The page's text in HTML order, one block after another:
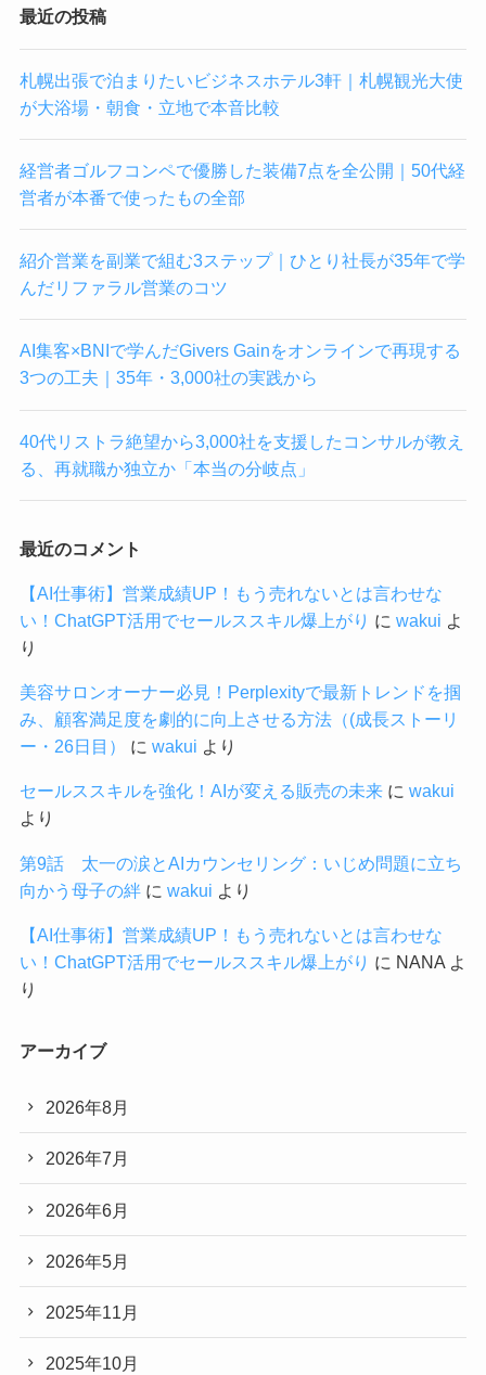
最近の投稿
札幌出張で泊まりたいビジネスホテル3軒｜札幌観光大使
が大浴場・朝食・立地で本音比較
経営者ゴルフコンペで優勝した装備7点を全公開｜50代経
営者が本番で使ったもの全部
紹介営業を副業で組む3ステップ｜ひとり社長が35年で学
んだリファラル営業のコツ
AI集客×BNIで学んだGivers Gainをオンラインで再現する
3つの工夫｜35年・3,000社の実践から
40代リストラ絶望から3,000社を支援したコンサルが教え
る、再就職か独立か「本当の分岐点」
最近のコメント
【AI仕事術】営業成績UP！もう売れないとは言わせな
い！ChatGPT活用でセールススキル爆上がり に wakui よ
り
美容サロンオーナー必見！Perplexityで最新トレンドを掴
み、顧客満足度を劇的に向上させる方法（(成長ストーリ
ー・26日目）
に wakui より
セールススキルを強化！AIが変える販売の未来に wakui
より
第9話 太一の涙とAIカウンセリング：いじめ問題に立ち
向かう母子の絆に wakui より
【AI仕事術】営業成績UP！もう売れないとは言わせな
い！ChatGPT活用でセールススキル爆上がり に NANAよ
り
アーカイブ
2026年8月
2026年7月
2026年6月
2026年5月
2025年11月
2025年10月